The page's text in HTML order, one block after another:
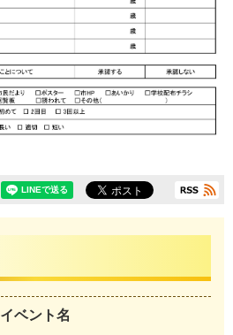
イベント名